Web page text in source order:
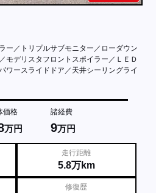
／トリプルサブモニター／ローダウン
モデリスタフロントスポイラー／ＬＥＤ
ワースライドドア／天井シーリングライ
価格
万円
諸経費
9万円
走行距離
5.8万km
修復歴